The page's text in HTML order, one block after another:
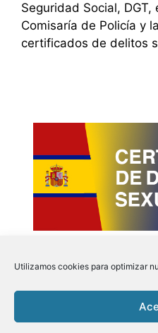
Utilizamos cookies para optimizar
Seguridad Social, DGT,
Comisaría de Policía y
certificados de delitos